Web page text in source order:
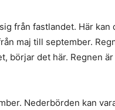
från fastlandet. Här
maj till september.
börjar det här. Regnen
Nederbörden kan